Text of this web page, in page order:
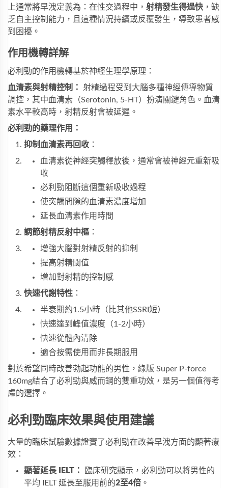
上通常將早洩定義為：在性交過程中， 射精發生得過快 ，缺
乏自主控制能力，且這種情況持續或反覆發生，導致患者感
到困擾。
作用機轉詳解
必利勁的作用機轉基於神經生理學原理：
血清素與射精控制：
射精過程受到大腦多種神經傳導物質
調控，其中血清素（Serotonin, 5-HT）扮演關鍵角色。血清
素水平較高時，射精反射會被延遲。
必利勁的藥理作用：
抑制血清素再回收 ：
血清素從神經突觸釋放後，通常會被神經元重新吸
收
必利勁阻斷這個重新吸收過程
使突觸間隙的血清素濃度增加
延長血清素作用時間
調節射精反射中樞 ：
增強大腦對射精反射的抑制
提高射精閾值
增加對射精的控制感
快速代謝特性 ：
半衰期約1.5小時（比其他SSRI短）
快速達到峰值濃度（1-2小時）
快速從體內清除
適合按需使用而非長期服用
對於希望同時改善勃起功能的男性， 綠版 Super P-force
160mg結合了必利勁與威而鋼的雙重功效，是另一個值得考
慮的選擇。
必利勁臨床效果與使用建議
大量的臨床試驗數據證實了必利勁在改善早洩方面的顯著療
效：
顯著延長 IELT：
臨床研究顯示，必利勁可以將男性的
平均 IELT 延長至服用前的2至4倍 。